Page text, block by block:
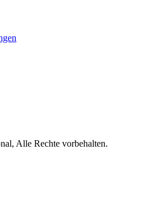
Alle Rechte vorbehalten.